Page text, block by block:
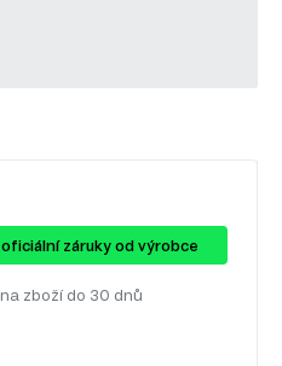
záruky od výrobce
zboží do 30 dnů